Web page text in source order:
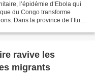
l’épidémie d’Ebola qui
du Congo transforme
Dans la province de l’Ituri,
ravive les
migrants